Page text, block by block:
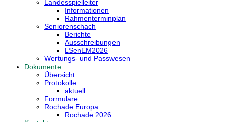
Landesspielleiter
Informationen
Rahmenterminplan
Seniorenschach
Berichte
Ausschreibungen
LSenEM2026
Wertungs- und Passwesen
Dokumente
Übersicht
Protokolle
aktuell
Formulare
Rochade Europa
Rochade 2026